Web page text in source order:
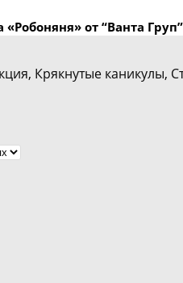
от “Ванта Груп”
, Крякнутые каникулы,